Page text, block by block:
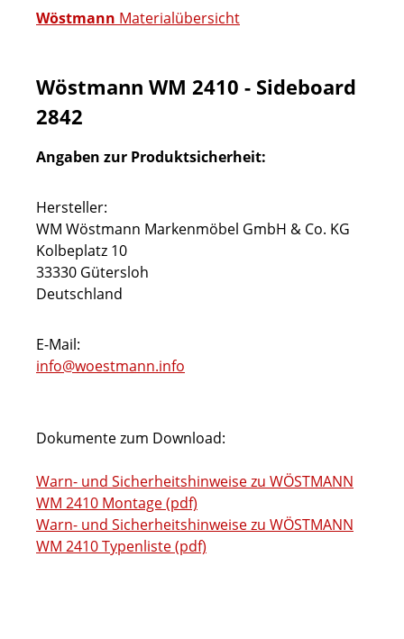
Wöstmann Materialübersicht
Wöstmann WM 2410 - Sideboard
2842
Angaben zur Produktsicherheit:
Hersteller:
WM Wöstmann Markenmöbel GmbH & Co. KG
Kolbeplatz 10
33330 Gütersloh
Deutschland
E-Mail:
info@woestmann.info
Dokumente zum Download:
Warn- und Sicherheitshinweise zu WÖSTMANN
WM 2410 Montage (pdf)
Warn- und Sicherheitshinweise zu WÖSTMANN
WM 2410 Typenliste (pdf)